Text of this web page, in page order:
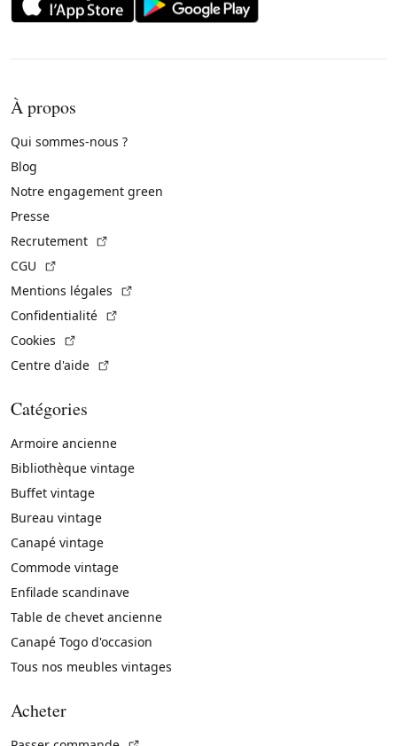
À propos
Qui sommes-nous ?
Blog
Notre engagement green
Presse
Recrutement
CGU
Mentions légales
Confidentialité
Cookies
Centre d'aide
Catégories
Armoire ancienne
Bibliothèque vintage
Buffet vintage
Bureau vintage
Canapé vintage
Commode vintage
Enfilade scandinave
Table de chevet ancienne
Canapé Togo d'occasion
Tous nos meubles vintages
Acheter